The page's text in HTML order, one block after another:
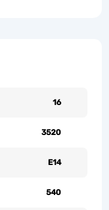
16
3520
Е14
540